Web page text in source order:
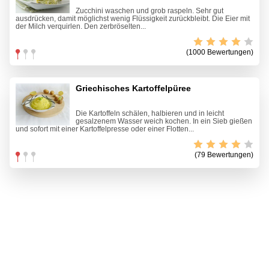
Zucchini waschen und grob raspeln. Sehr gut
ausdrücken, damit möglichst wenig Flüssigkeit zurückbleibt. Die Eier mit
der Milch verquirlen. Den zerbröselten...
(1000 Bewertungen)
Griechisches Kartoffelpüree
Die Kartoffeln schälen, halbieren und in leicht
gesalzenem Wasser weich kochen. In ein Sieb gießen
und sofort mit einer Kartoffelpresse oder einer Flotten...
(79 Bewertungen)